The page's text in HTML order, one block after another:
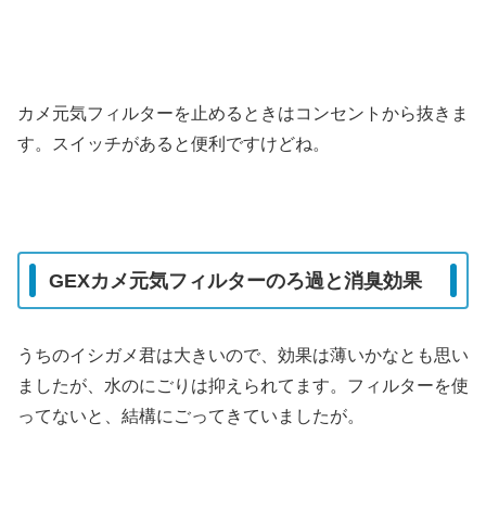
カメ元気フィルターを止めるときはコンセントから抜きま
す。スイッチがあると便利ですけどね。
GEXカメ元気フィルターのろ過と消臭効果
うちのイシガメ君は大きいので、効果は薄いかなとも思い
ましたが、水のにごりは抑えられてます。フィルターを使
ってないと、結構にごってきていましたが。